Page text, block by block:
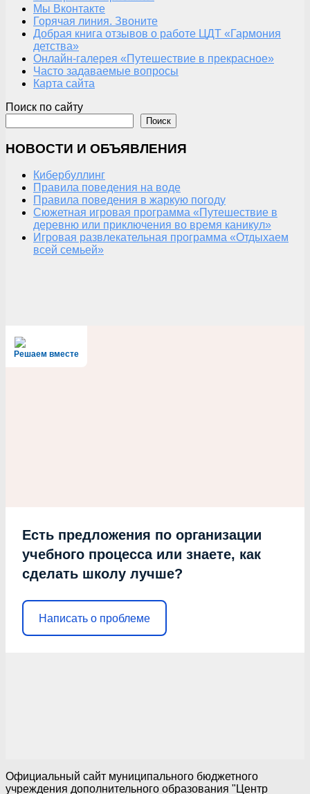
Мы Вконтакте
Горячая линия. Звоните
Добрая книга отзывов о работе ЦДТ «Гармония
детства»
Онлайн-галерея «Путешествие в прекрасное»
Часто задаваемые вопросы
Карта сайта
Поиск по сайту
Поиск
НОВОСТИ И ОБЪЯВЛЕНИЯ
Кибербуллинг
Правила поведения на воде
Правила поведения в жаркую погоду
Сюжетная игровая программа «Путешествие в
деревню или приключения во время каникул»
Игровая развлекательная программа «Отдыхаем
всей семьей»
Решаем вместе
Есть предложения по организации
учебного процесса или знаете, как
сделать школу лучше?
Написать о проблеме
Официальный сайт муниципального бюджетного
учреждения дополнительного образования "Центр